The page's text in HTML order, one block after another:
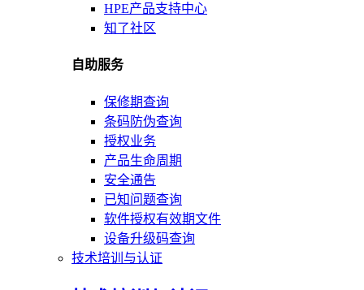
HPE产品支持中心
知了社区
自助服务
保修期查询
条码防伪查询
授权业务
产品生命周期
安全通告
已知问题查询
软件授权有效期文件
设备升级码查询
技术培训与认证